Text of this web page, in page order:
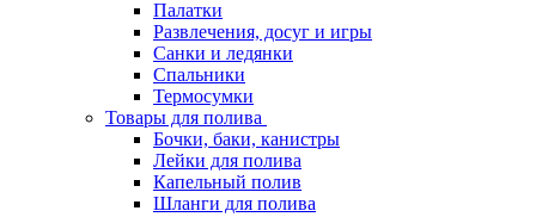
Палатки
Развлечения, досуг и игры
Санки и ледянки
Спальники
Термосумки
Товары для полива
Бочки, баки, канистры
Лейки для полива
Капельный полив
Шланги для полива